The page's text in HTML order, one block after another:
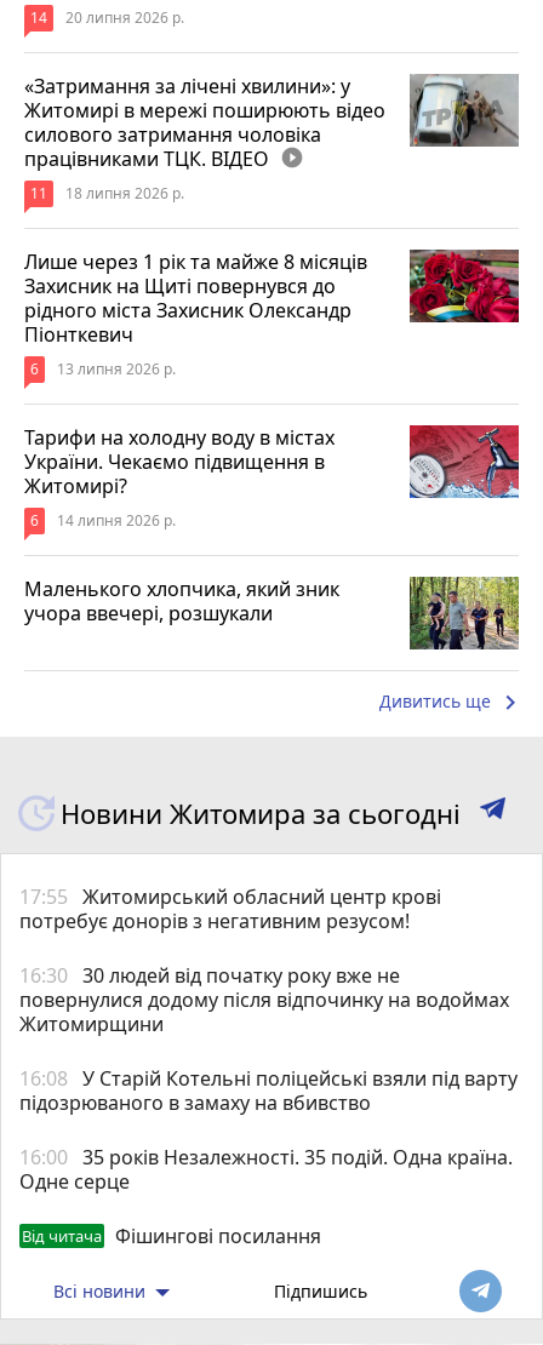
14 20 липня 2026 р.
«Затримання за лічені хвилини»: у
Житомирі в мережі поширюють відео
силового затримання чоловіка
працівниками ТЦК. ВІДЕО play_circle_filled
11 18 липня 2026 р.
Лише через 1 рік та майже 8 місяців
Захисник на Щиті повернувся до
рідного міста Захисник Олександр
Піонткевич
6 13 липня 2026 р.
Тарифи на холодну воду в містах
України. Чекаємо підвищення в
Житомирі?
6 14 липня 2026 р.
Маленького хлопчика, який зник
учора ввечері, розшукали
Дивитись ще keyboard_arrow_right
Новини Житомира за сьогодні
17:55 Житомирський обласний центр крові
потребує донорів з негативним резусом!
16:30 30 людей від початку року вже не
повернулися додому після відпочинку на водоймах
Житомирщини
16:08 У Старій Котельні поліцейські взяли під варту
підозрюваного в замаху на вбивство
16:00 35 років Незалежності. 35 подій. Одна країна.
Одне серце
Від читача Фішингові посилання
Всі новини Підпишись